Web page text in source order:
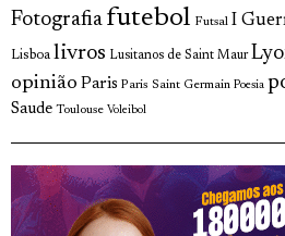
Fotografia futebol Futsal I
Lisboa livros Lusitanos de Saint Maur
opinião Paris Paris Saint Germain Poesia
Saude Toulouse Voleibol